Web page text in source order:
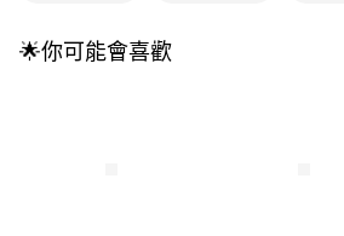
1.分期款項不併入電信帳單，「大哥付你分期」
每筆NT$100，滿NT$899(含以上)免運費
🌟你可能會喜歡